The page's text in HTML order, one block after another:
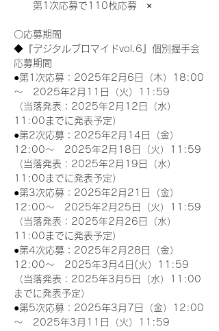
第1次応募で110枚応募　×
〇応募期間
◆『デジタルブロマイドvol.6』個別握手会
応募期間
●第1次応募：2025年2月6日（木）18:00
～　2025年2月11日（火）11:59
（当落発表：2025年2月12日（水）
11:00までに発表予定）
●第2次応募：2025年2月14日（金）
12:00～　2025年2月18日（火）11:59
（当落発表：2025年2月19日（水）
11:00までに発表予定）
●第3次応募：2025年2月21日（金）
12:00～　2025年2月25日（火）11:59
（当落発表：2025年2月26日（水）
11:00までに発表予定）
●第4次応募：2025年2月28日（金）
12:00～　2025年3月4日(火）11:59
（当落発表：2025年3月5日（水）11:00
までに発表予定）
●第5次応募：2025年3月7日（金）12:00
～　2025年3月11日（火）11:59